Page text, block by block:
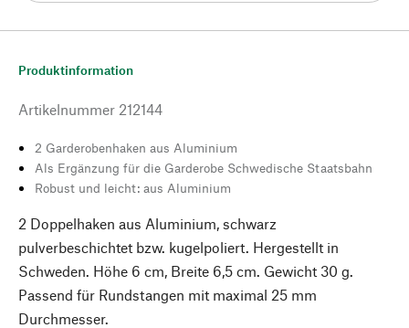
Produktinformation
Artikelnummer 212144
2 Garderobenhaken aus Aluminium
Als Ergänzung für die Garderobe Schwedische Staatsbahn
Robust und leicht: aus Aluminium
2 Doppelhaken aus Aluminium, schwarz
pulverbeschichtet bzw. kugelpoliert. Hergestellt in
Schweden. Höhe 6 cm, Breite 6,5 cm. Gewicht 30 g.
Passend für Rundstangen mit maximal 25 mm
Durchmesser.